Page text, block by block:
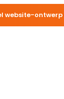
website-